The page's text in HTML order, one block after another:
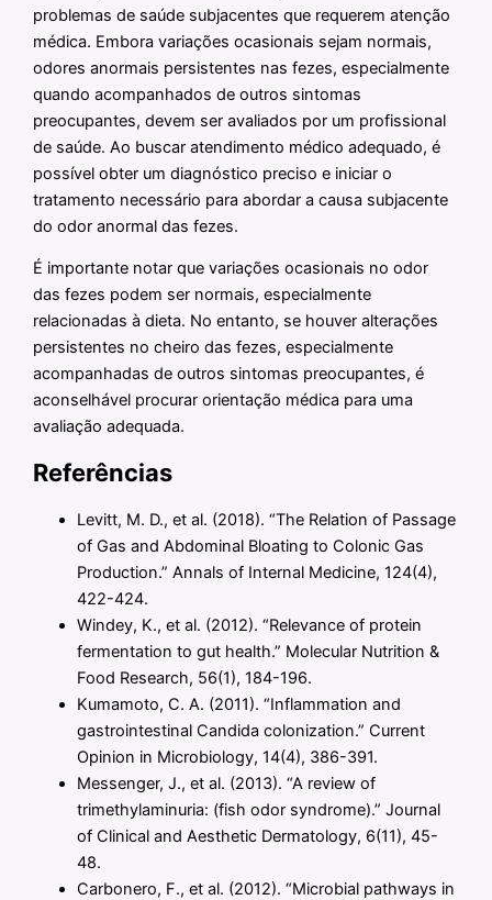
problemas de saúde subjacentes que requerem atenção
médica. Embora variações ocasionais sejam normais,
odores anormais persistentes nas fezes, especialmente
quando acompanhados de outros sintomas
preocupantes, devem ser avaliados por um profissional
de saúde. Ao buscar atendimento médico adequado, é
possível obter um diagnóstico preciso e iniciar o
tratamento necessário para abordar a causa subjacente
do odor anormal das fezes.
É importante notar que variações ocasionais no odor
das fezes podem ser normais, especialmente
relacionadas à dieta. No entanto, se houver alterações
persistentes no cheiro das fezes, especialmente
acompanhadas de outros sintomas preocupantes, é
aconselhável procurar orientação médica para uma
avaliação adequada.
Referências
Levitt, M. D., et al. (2018). “The Relation of Passage
of Gas and Abdominal Bloating to Colonic Gas
Production.” Annals of Internal Medicine, 124(4),
422-424.
Windey, K., et al. (2012). “Relevance of protein
fermentation to gut health.” Molecular Nutrition &
Food Research, 56(1), 184-196.
Kumamoto, C. A. (2011). “Inflammation and
gastrointestinal Candida colonization.” Current
Opinion in Microbiology, 14(4), 386-391.
Messenger, J., et al. (2013). “A review of
trimethylaminuria: (fish odor syndrome).” Journal
of Clinical and Aesthetic Dermatology, 6(11), 45-
48.
Carbonero, F., et al. (2012). “Microbial pathways in